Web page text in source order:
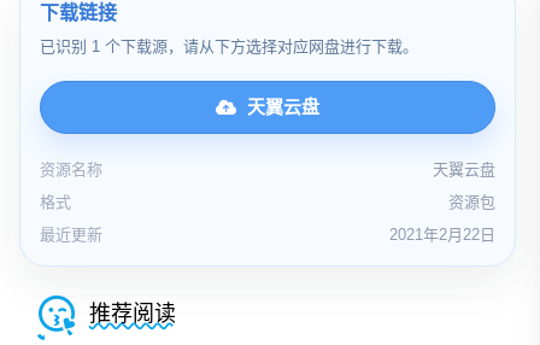
下载链接
已识别 1 个下载源，请从下方选择对应网盘进行下载。
天翼云盘
资源名称
天翼云盘
格式
资源包
最近更新
2021年2月22日
推荐阅读